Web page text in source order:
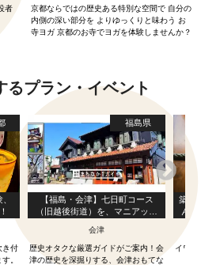
者
京都ならではの歴史ある特別な空間で 自分の
内側の深い部分を よりゆっくりと味わう お
寺ヨガ 京都のお寺でヨガを体験しませんか？
るプラン・イベント
き付
。
福島県
【福島・会津】七日町コース
（旧越後街道）を、マニアック
案内！
会津
歴史オタクな厳選ガイドがご案内！会
津の歴史を深掘りする、会津おもてな
築
んで
イワシ